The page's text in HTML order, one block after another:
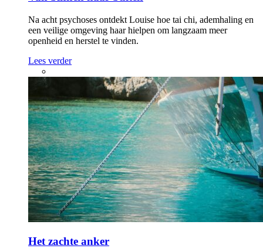
Na acht psychoses ontdekt Louise hoe tai chi, ademhaling en
een veilige omgeving haar hielpen om langzaam meer
openheid en herstel te vinden.
Lees verder
Het zachte anker